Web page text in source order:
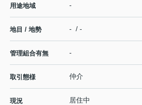
用途地域 -
地目 / 地勢 - / -
管理組合有無 -
取引態様 仲介
現況 居住中